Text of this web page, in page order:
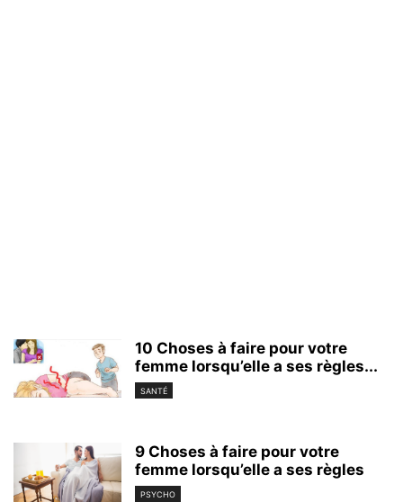
10 Choses à faire pour votre
femme lorsqu’elle a ses règles...
SANTÉ
9 Choses à faire pour votre
femme lorsqu’elle a ses règles
PSYCHO